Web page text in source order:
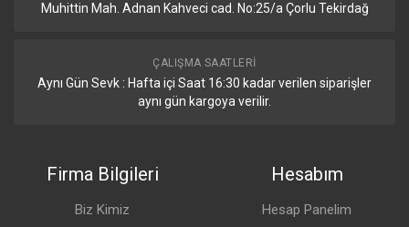
Muhittin Mah. Adnan Kahveci cad. No:25/a Çorlu Tekirdağ
ÇALIŞMA SAATLERI
Aynı Gün Sevk : Hafta içi Saat 16:30 kadar verilen siparişler
aynı gün kargoya verilir.
Firma Bilgileri
Biz Kimiz
Hesabım
Hesap Panelim